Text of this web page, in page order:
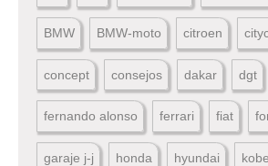
BMW BMW-moto citroen
concept consejos dakar dgt
fernando alonso ferrari fiat
garaje j-j honda hyundai